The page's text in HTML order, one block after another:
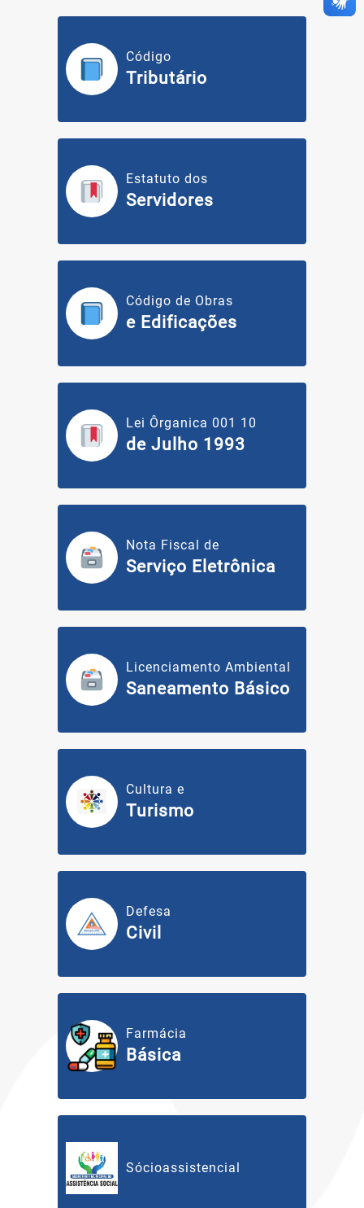
Código
Tributário
Estatuto dos
Servidores
Código de Obras
e Edificações
Lei Ôrganica 001 10
de Julho 1993
Nota Fiscal de
Serviço Eletrônica
Licenciamento Ambiental
Saneamento Básico
Cultura e
Turismo
Defesa
Civil
Farmácia
Básica
Sócioassistencial